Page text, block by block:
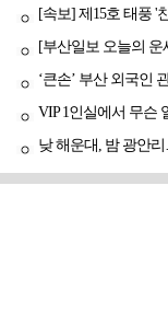
[속보] 제15호 태풍
[부산일보 오늘의 운
‘큰손’ 부산 외국인
VIP 1인실에서 무슨
낮 해운대, 밤 광안